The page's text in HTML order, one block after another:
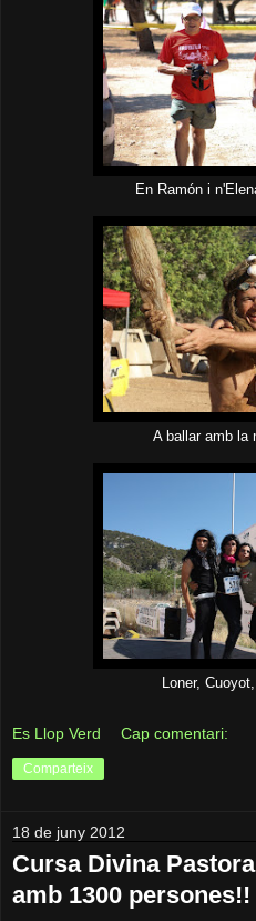
En Ramón i
A ballar amb la
Loner,
Es Llop Verd Cap comentari:
Comparteix
18 de juny 2012
Cursa Divina
amb 1300 persones!!